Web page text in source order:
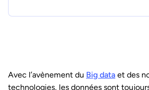
Avec l’avènement du Big data et des
technologies, les données sont